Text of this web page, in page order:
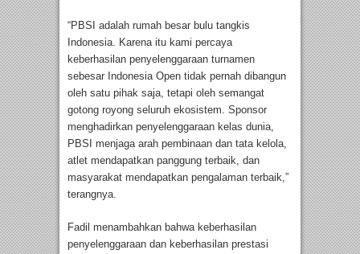
“PBSI adalah rumah besar bulu tangkis
Indonesia. Karena itu kami percaya
keberhasilan penyelenggaraan turnamen
sebesar Indonesia Open tidak pernah dibangun
oleh satu pihak saja, tetapi oleh semangat
gotong royong seluruh ekosistem. Sponsor
menghadirkan penyelenggaraan kelas dunia,
PBSI menjaga arah pembinaan dan tata kelola,
atlet mendapatkan panggung terbaik, dan
masyarakat mendapatkan pengalaman terbaik,”
terangnya.
Fadil menambahkan bahwa keberhasilan
penyelenggaraan dan keberhasilan prestasi